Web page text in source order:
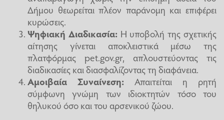
Δήμου θεωρείται πλέον παράνομη και επιφέρει
κυρώσεις.
Ψηφιακή Διαδικασία: Η υποβολή της σχετικής
αίτησης γίνεται αποκλειστικά μέσω της
πλατφόρμας pet.gov.gr, απλουστεύοντας τις
διαδικασίες και διασφαλίζοντας τη διαφάνεια.
Αμοιβαία Συναίνεση: Απαιτείται η ρητή
σύμφωνη γνώμη των ιδιοκτητών τόσο του
θηλυκού όσο και του αρσενικού ζώου.